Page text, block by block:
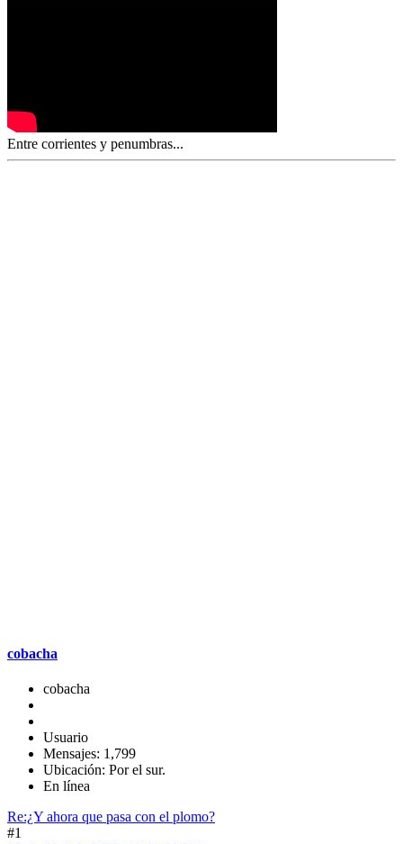
Entre corrientes y penumbras...
cobacha
cobacha
Usuario
Mensajes: 1,799
Ubicación: Por el sur.
En línea
Re:¿Y ahora que pasa con el plomo?
#1